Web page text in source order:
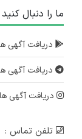
ما را دنبال کنید
دریافت آگهی
دریافت آگهی
دریافت آگهی
تلفن تماس :